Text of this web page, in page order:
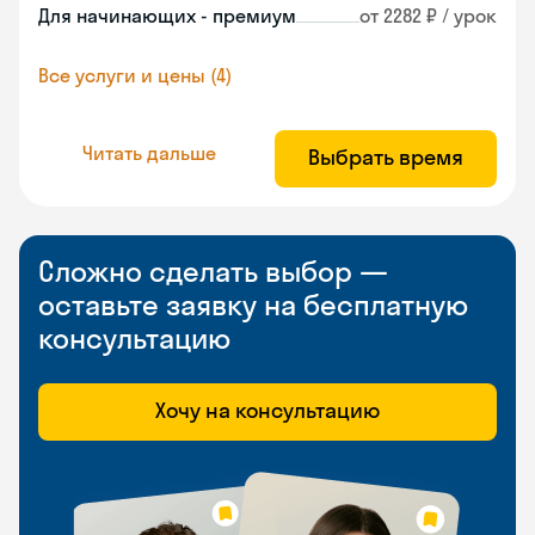
Для начинающих - премиум от 2282 ₽ / урок
Все услуги и цены (4)
Читать дальше Выбрать время
Сложно сделать выбор —
оставьте заявку на бесплатную
консультацию
Хочу на консультацию